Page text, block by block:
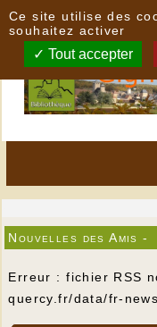
Nouvelles des Amis -
Erreur : fichier RSS
quercy.fr/data/fr-
Ce site utilise des
souhaitez activer
Tout accepter